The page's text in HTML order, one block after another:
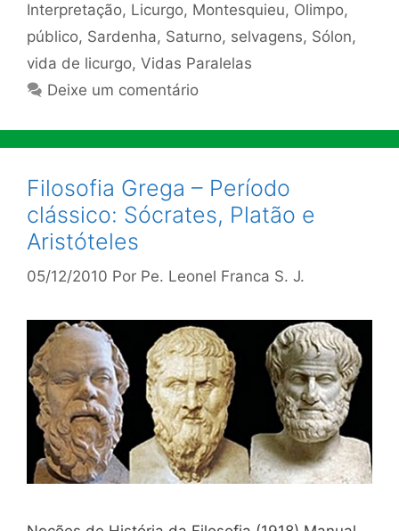
Interpretação, Licurgo, Montesquieu, Olimpo,
público, Sardenha, Saturno, selvagens, Sólon,
vida de licurgo, Vidas Paralelas
Deixe um comentário
Filosofia Grega – Período
clássico: Sócrates, Platão e
Aristóteles
05/12/2010 Por Pe. Leonel Franca S. J.